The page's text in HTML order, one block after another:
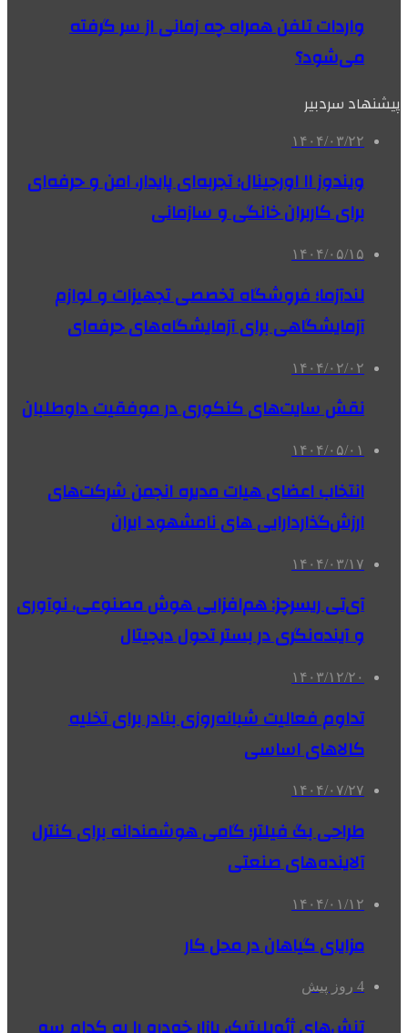
واردات تلفن همراه چه زمانی از سر گرفته
می‌شود؟
پیشنهاد سردبیر
۱۴۰۴/۰۳/۲۲
ویندوز ۱۱ اورجینال؛ تجربه‌ای پایدار، امن و حرفه‌ای
برای کاربران خانگی و سازمانی
۱۴۰۴/۰۵/۱۵
لندآزما؛ فروشگاه تخصصی تجهیزات و لوازم
آزمایشگاهی برای آزمایشگاه‌های حرفه‌ای
۱۴۰۴/۰۲/۰۲
نقش سایت‌های کنکوری در موفقیت داوطلبان
۱۴۰۴/۰۵/۰۱
انتخاب اعضای هیات مدیره انجمن شرکت‌های
ارزش‌گذاردارایی های نامشهود ایران
۱۴۰۴/۰۳/۱۷
آی‌تی ریسرچز: هم‌افزایی هوش مصنوعی، نوآوری
و آینده‌نگری در بستر تحول دیجیتال
۱۴۰۳/۱۲/۲۰
تداوم فعالیت شبانه‌روزی بنادر برای تخلیه
کالاهای اساسی
۱۴۰۴/۰۷/۲۷
طراحی بگ فیلتر؛ گامی هوشمندانه برای کنترل
آلاینده‌های صنعتی
۱۴۰۴/۰۱/۱۲
مزایای گیاهان در محل کار
4 روز پیش